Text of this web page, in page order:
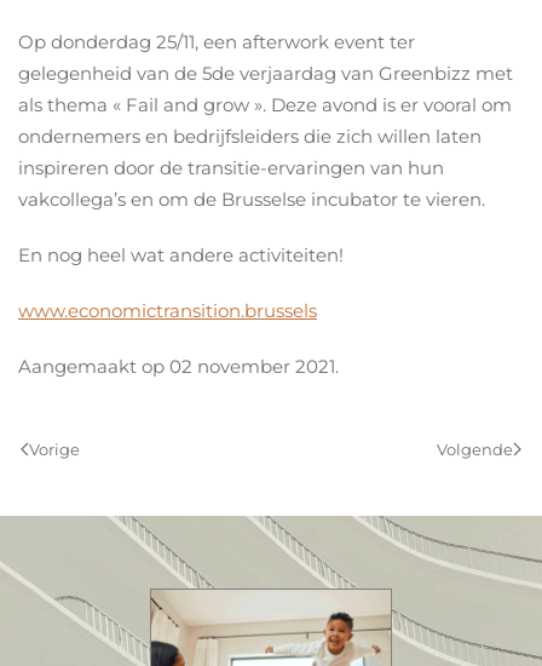
Op donderdag 25/11, een afterwork event ter
gelegenheid van de 5de verjaardag van Greenbizz met
als thema « Fail and grow ». Deze avond is er vooral om
ondernemers en bedrijfsleiders die zich willen laten
inspireren door de transitie-ervaringen van hun
vakcollega’s en om de Brusselse incubator te vieren.
En nog heel wat andere activiteiten!
www.economictransition.brussels
Aangemaakt op 02 november 2021.
Vorige Volgende